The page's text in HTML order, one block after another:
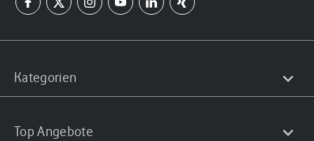
Kategorien
Top Angebote